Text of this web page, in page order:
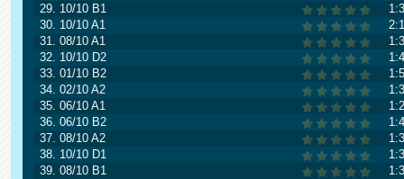
29. 10/10 B1
30. 10/10 A1
31. 08/10 A1
32. 10/10 D2
33. 01/10 B2
34. 02/10 A2
35. 06/10 A1
36. 06/10 B2
37. 08/10 A2
38. 10/10 D1
39. 08/10 B1